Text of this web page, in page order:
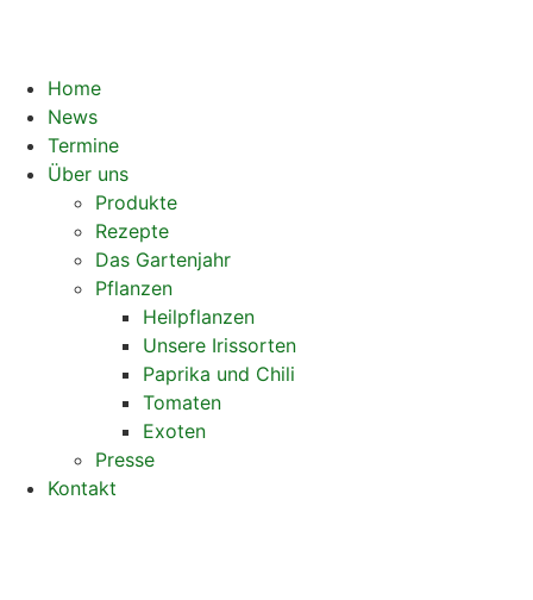
Home
News
Termine
Über uns
Produkte
Rezepte
Das Gartenjahr
Pflanzen
Heilpflanzen
Unsere Irissorten
Paprika und Chili
Tomaten
Exoten
Presse
Kontakt